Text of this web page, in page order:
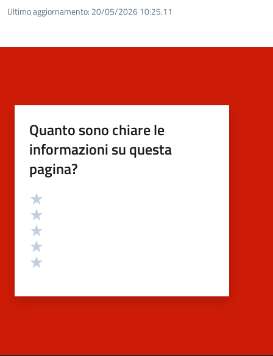
Ultimo aggiornamento: 20/05/2026 10:25.11
Quanto sono chiare le
informazioni su questa
pagina?
Valutazione